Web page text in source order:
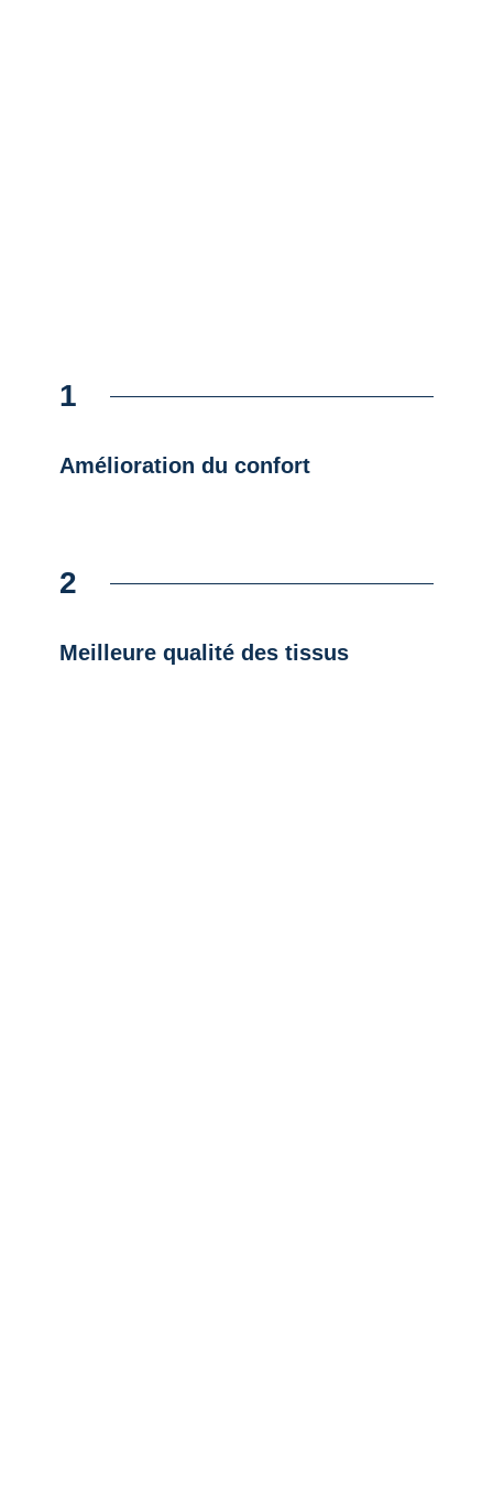
1
Amélioration du confort
2
Meilleure qualité des tissus